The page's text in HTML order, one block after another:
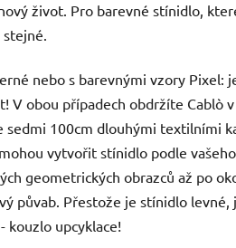
život. Pro barevné stínidlo,
stejné.
nebo s barevnými vzory Pixel:
V obou případech obdržíte Cablò
sedmi 100cm dlouhými textilními
vytvořit stínidlo podle
geometrických obrazců až po
půvab. Přestože je stínidlo levné,
kouzlo upcyklace!